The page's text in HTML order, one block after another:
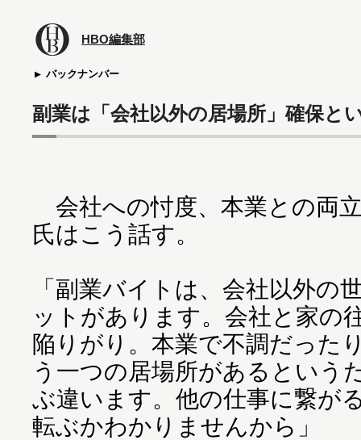
HBO編集部
バックナンバー
副業は「会社以外の居場所」確保と
会社への忖度、本業との両
氏はこう話す。
「副業バイトは、会社以外の
ットがあります。会社と家の
陥りがり。本業で不調だった
う一つの居場所があるという
ぶ違います。他の仕事に繋が
転ぶかわかりませんから」